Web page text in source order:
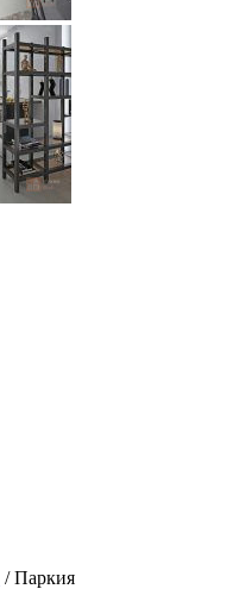
/ Паркия